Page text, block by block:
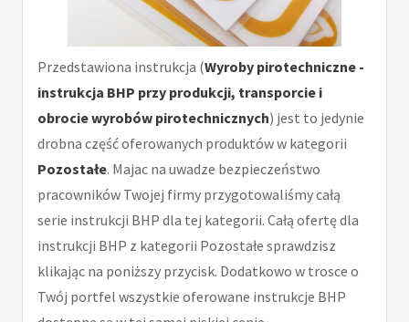
Przedstawiona instrukcja (Wyroby pirotechniczne -
instrukcja BHP przy produkcji, transporcie i
obrocie wyrobów pirotechnicznych) jest to jedynie
drobna część oferowanych produktów w kategorii
Pozostałe. Majac na uwadze bezpieczeństwo
pracowników Twojej firmy przygotowaliśmy całą
serie instrukcji BHP dla tej kategorii. Całą ofertę dla
instrukcji BHP z kategorii Pozostałe sprawdzisz
klikając na poniższy przycisk. Dodatkowo w trosce o
Twój portfel wszystkie oferowane instrukcje BHP